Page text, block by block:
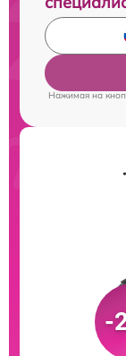
Нажимая на
-